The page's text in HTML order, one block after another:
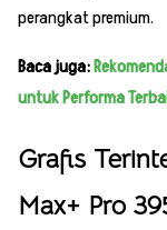
perangkat premium.
Baca juga:
untuk Performa
Grafis
Max+ Pro